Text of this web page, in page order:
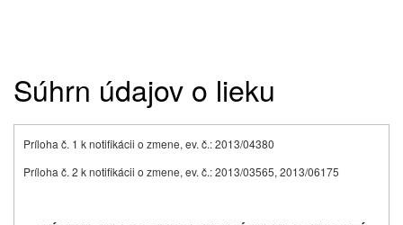
Súhrn údajov o lieku
Príloha č. 1 k notifikácii o zmene, ev. č.: 2013/04380
Príloha č. 2 k notifikácii o zmene, ev. č.: 2013/03565, 2013/06175